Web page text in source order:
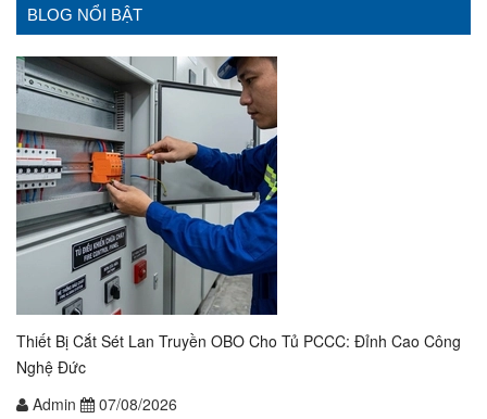
BLOG NỔI BẬT
Thiết Bị Cắt Sét Lan Truyền OBO Cho Tủ PCCC: Đỉnh Cao Công
Nghệ Đức
Admin
07/08/2026